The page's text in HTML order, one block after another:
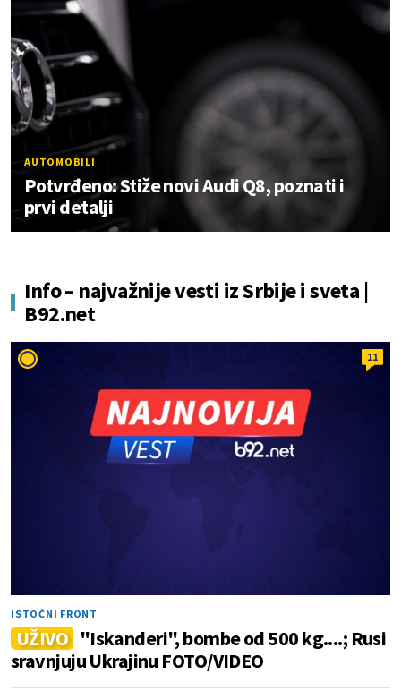
AUTOMOBILI
Potvrđeno: Stiže novi Audi Q8, poznati i
prvi detalji
Info – najvažnije vesti iz Srbije i sveta |
B92.net
11
ISTOČNI FRONT
UŽIVO "Iskanderi", bombe od 500 kg....; Rusi
sravnjuju Ukrajinu FOTO/VIDEO